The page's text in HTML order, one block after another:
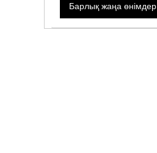
Барлық жаңа өнімдер